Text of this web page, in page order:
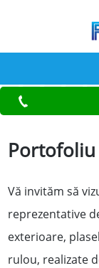
Portofoliu
Vă invităm să
reprezentative
exterioare,
rulou, realizate